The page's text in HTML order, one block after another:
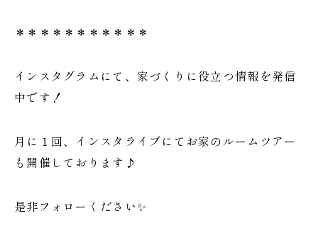
＊＊＊＊＊＊＊＊＊＊＊
インスタグラムにて、家づくりに役立つ情報を発信
中です！
月に１回、インスタライブにてお家のルームツアー
も開催しております♪
是非フォローください✨